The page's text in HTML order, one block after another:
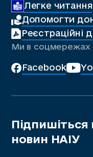
Легке читання
Допомогти
Реєстраційні
Ми в соцмережах
Facebook
новин НАІУ